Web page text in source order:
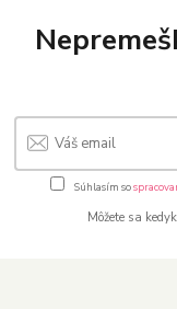
Súhlasím so
Môžete sa